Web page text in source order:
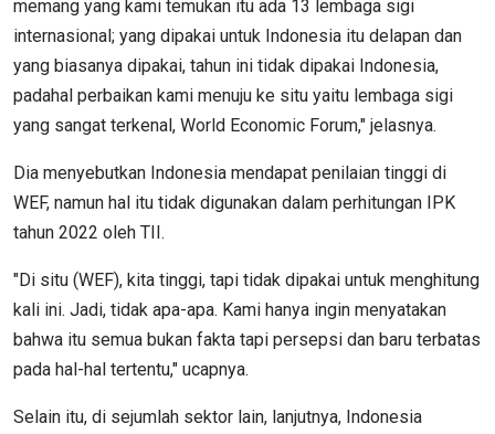
memang yang kami temukan itu ada 13 lembaga sigi
internasional; yang dipakai untuk Indonesia itu delapan dan
yang biasanya dipakai, tahun ini tidak dipakai Indonesia,
padahal perbaikan kami menuju ke situ yaitu lembaga sigi
yang sangat terkenal, World Economic Forum," jelasnya.
Dia menyebutkan Indonesia mendapat penilaian tinggi di
WEF, namun hal itu tidak digunakan dalam perhitungan IPK
tahun 2022 oleh TII.
"Di situ (WEF), kita tinggi, tapi tidak dipakai untuk menghitung
kali ini. Jadi, tidak apa-apa. Kami hanya ingin menyatakan
bahwa itu semua bukan fakta tapi persepsi dan baru terbatas
pada hal-hal tertentu," ucapnya.
Selain itu, di sejumlah sektor lain, lanjutnya, Indonesia